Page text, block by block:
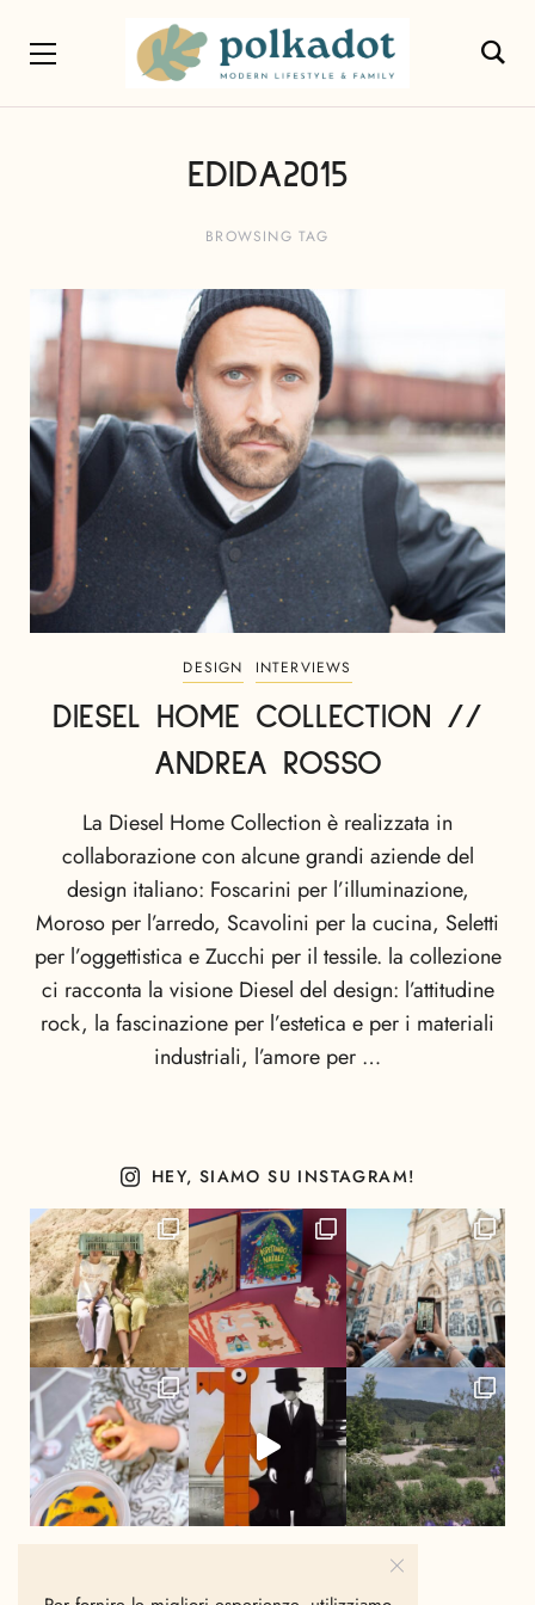
EDIDA2015
BROWSING TAG
DESIGN INTERVIEWS
DIESEL HOME COLLECTION //
ANDREA ROSSO
La Diesel Home Collection è realizzata in
collaborazione con alcune grandi aziende del
design italiano: Foscarini per l’illuminazione,
Moroso per l’arredo, Scavolini per la cucina, Seletti
per l’oggettistica e Zucchi per il tessile. la collezione
ci racconta la visione Diesel del design: l’attitudine
rock, la fascinazione per l’estetica e per i materiali
industriali, l’amore per …
HEY, SIAMO SU INSTAGRAM!